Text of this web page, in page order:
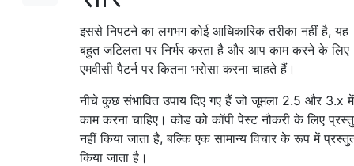
इससे निपटने का लगभग कोई आधिकारिक तरीका नहीं है, यह
बहुत जटिलता पर निर्भर करता है और आप काम करने के लिए
एमवीसी पैटर्न पर कितना भरोसा करना चाहते हैं।
नीचे कुछ संभावित उपाय दिए गए हैं जो जूमला 2.5 और 3.x में
काम करना चाहिए। कोड को कॉपी पेस्ट नौकरी के लिए
नहीं किया जाता है, बल्कि एक सामान्य विचार के रूप में
किया जाता है।